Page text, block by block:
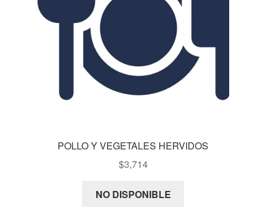
POLLO Y VEGETALES HERVIDOS
$3,714
NO DISPONIBLE